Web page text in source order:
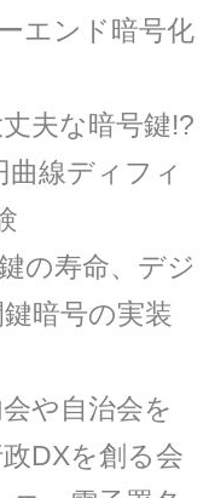
エンド暗号化
夫な暗号鍵!?
線ディフィ
の寿命、デジ
暗号の実装
や自治会を
DXを創る会